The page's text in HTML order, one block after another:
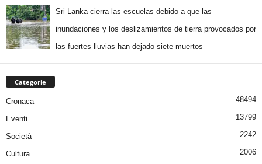
Sri Lanka cierra las escuelas debido a que las
inundaciones y los deslizamientos de tierra provocados por
las fuertes lluvias han dejado siete muertos
Categorie
Cronaca 48494
Eventi 13799
Società 2242
Cultura 2006